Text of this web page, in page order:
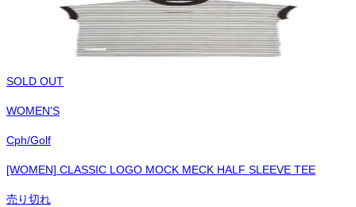
SOLD OUT
WOMEN'S
Cph/Golf
[WOMEN] CLASSIC LOGO MOCK MECK HALF SLEEVE TEE
売り切れ